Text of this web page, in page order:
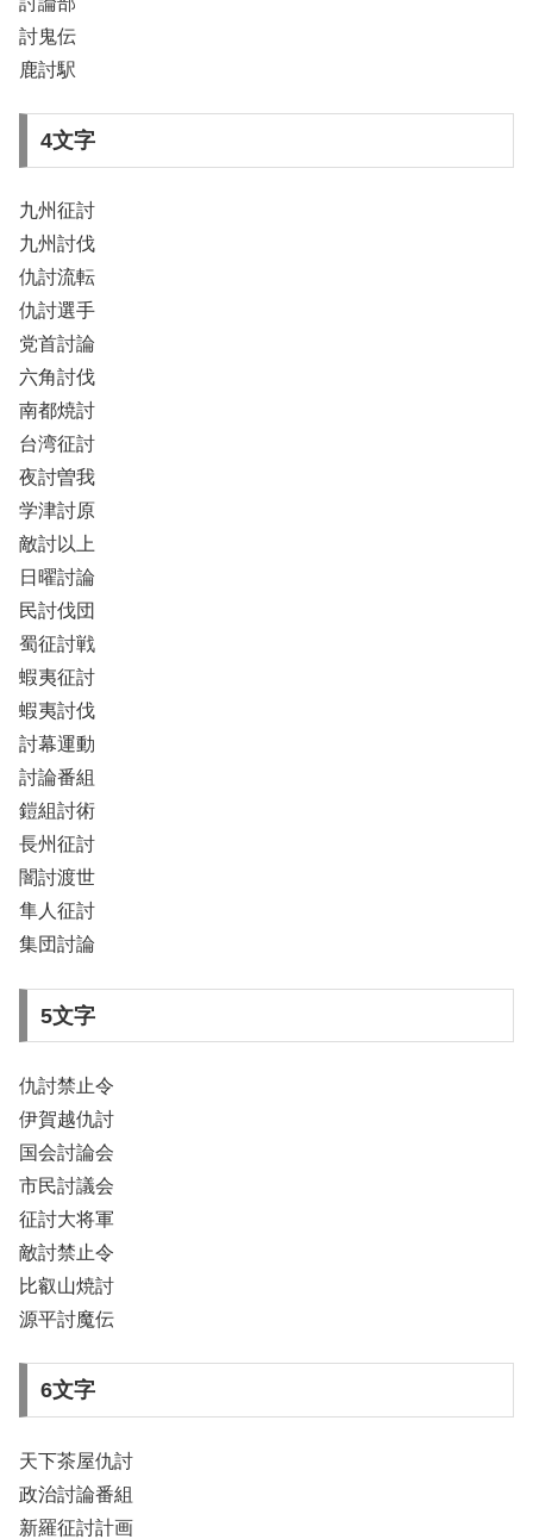
討鬼伝
鹿討駅
4文字
九州征討
九州討伐
仇討流転
仇討選手
党首討論
六角討伐
南都焼討
台湾征討
夜討曽我
学津討原
敵討以上
日曜討論
民討伐団
蜀征討戦
蝦夷征討
蝦夷討伐
討幕運動
討論番組
鎧組討術
長州征討
闇討渡世
隼人征討
集団討論
5文字
仇討禁止令
伊賀越仇討
国会討論会
市民討議会
征討大将軍
敵討禁止令
比叡山焼討
源平討魔伝
6文字
天下茶屋仇討
政治討論番組
新羅征討計画